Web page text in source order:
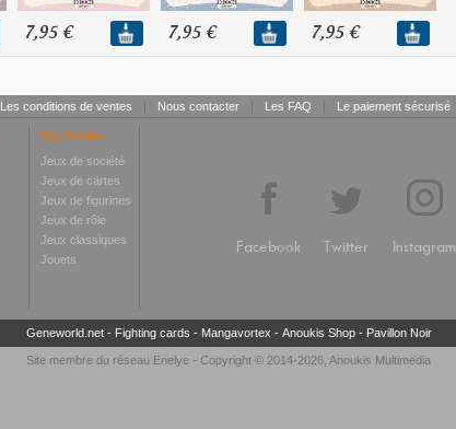
7,95 € 7,95 € 7,95 €
Les conditions de ventes | Nous contacter | Les FAQ | Le paiement sécurisé
Toy Center
Jeux de société
Jeux de cartes
Jeux de figurines
Jeux de rôle
Jeux classiques
Jouets
Facebook Twitter Instagram
Geneworld.net- Fighting cards - Mangavortex - Anoukis Shop- Pavillon Noir
Site membre du réseau Enelye - Copyright © 2014-2026, Anoukis Multimedia